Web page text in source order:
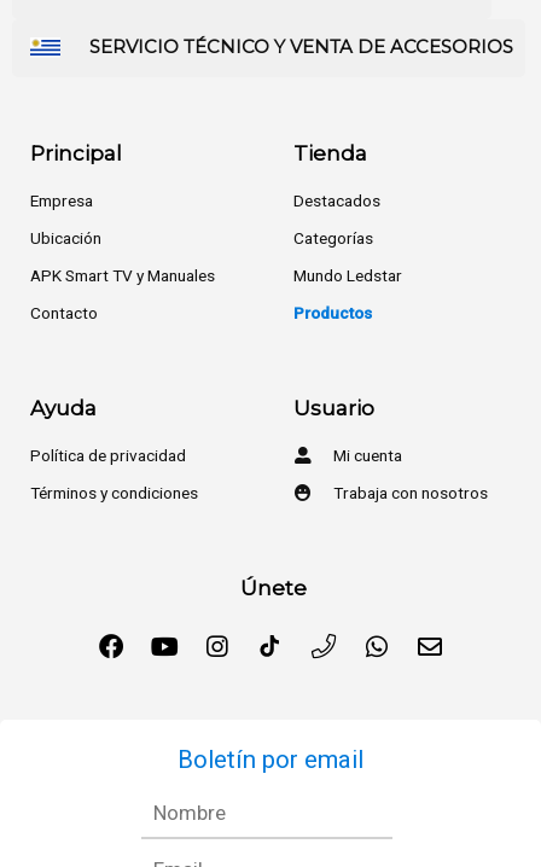
SERVICIO TÉCNICO Y VENTA DE ACCESORIOS
Principal
Empresa
Ubicación
APK Smart TV y Manuales
Contacto
Tienda
Destacados
Categorías
Mundo Ledstar
Productos
Ayuda
Política de privacidad
Términos y condiciones
Usuario
Mi cuenta
Trabaja con nosotros
Únete
Boletín por email